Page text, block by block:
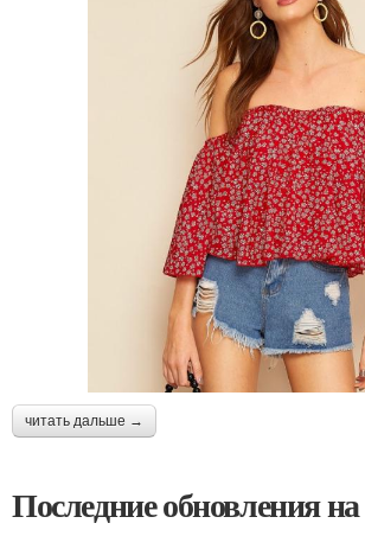
читать дальше →
Последние обновления на